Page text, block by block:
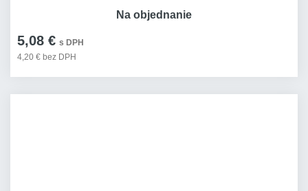
5,08 € s DPH
4,20 € bez DPH
Na objednanie